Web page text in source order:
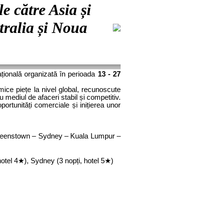
către Asia și
și Noua
organizată în perioada 13 - 27
piețe la nivel global, recunoscute
mediul de afaceri stabil și competitiv.
comerciale și inițierea unor
– Sydney – Kuala Lumpur –
4★), Sydney (3 nopți, hotel 5★)